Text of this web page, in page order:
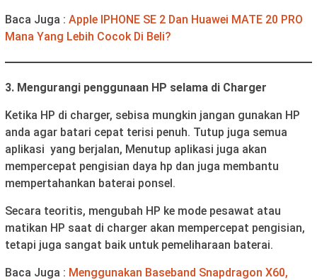
Baca Juga : Apple IPHONE SE 2 Dan Huawei MATE 20 PRO
Mana Yang Lebih Cocok Di Beli?
3. Mengurangi penggunaan HP selama di Charger
Ketika HP di charger, sebisa mungkin jangan gunakan HP
anda agar batari cepat terisi penuh. Tutup juga semua
aplikasi yang berjalan, Menutup aplikasi juga akan
mempercepat pengisian daya hp dan juga membantu
mempertahankan baterai ponsel.
Secara teoritis, mengubah HP ke mode pesawat atau
matikan HP saat di charger akan mempercepat pengisian,
tetapi juga sangat baik untuk pemeliharaan baterai.
Baca Juga : Menggunakan Baseband Snapdragon X60,